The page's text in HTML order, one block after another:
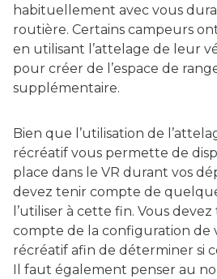
habituellement avec vous
routière. Certains campeurs
en utilisant l’attelage de leur
pour créer de l’espace de
supplémentaire.
Bien que l’utilisation de
récréatif vous permette de
place dans le VR durant vos
devez tenir compte de
l’utiliser à cette fin. Vous
compte de la configuration de
récréatif afin de déterminer si
Il faut également penser au